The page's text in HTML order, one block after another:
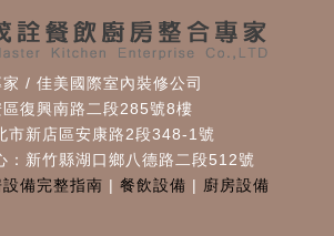
/ 佳美國際室內裝修公司
復興南路二段285號8樓
市新店區安康路2段348-1號
：新竹縣湖口鄉八德路二段512號
備完整指南 | 餐飲設備 | 廚房設備